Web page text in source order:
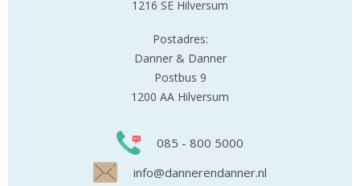
1216 SE Hilversum
Postadres:
Danner & Danner
Postbus 9
1200 AA Hilversum
085 - 800 5000
info@dannerendanner.nl